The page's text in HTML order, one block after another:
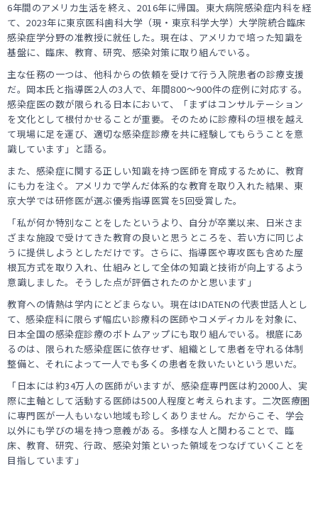
6年間のアメリカ生活を終え、2016年に帰国。東大病院感染症内科を経
て、2023年に東京医科歯科大学（現・東京科学大学）大学院統合臨床
感染症学分野の准教授に就任した。現在は、アメリカで培った知識を
基盤に、臨床、教育、研究、感染対策に取り組んでいる。
主な任務の一つは、他科からの依頼を受けて行う入院患者の診療支援
だ。岡本氏と指導医2人の3人で、年間800～900件の症例に対応する。
感染症医の数が限られる日本において、「まずはコンサルテーション
を文化として根付かせることが重要。そのために診療科の垣根を越え
て現場に足を運び、適切な感染症診療を共に経験してもらうことを意
識しています」と語る。
また、感染症に関する正しい知識を持つ医師を育成するために、教育
にも力を注ぐ。アメリカで学んだ体系的な教育を取り入れた結果、東
京大学では研修医が選ぶ優秀指導医賞を5回受賞した。
「私が何か特別なことをしたというより、自分が卒業以来、日米さま
ざまな施設で受けてきた教育の良いと思うところを、若い方に同じよ
うに提供しようとしただけです。さらに、指導医や専攻医も含めた屋
根瓦方式を取り入れ、仕組みとして全体の知識と技術が向上するよう
意識しました。そうした点が評価されたのかと思います」
教育への情熱は学内にとどまらない。現在はIDATENの代表世話人とし
て、感染症科に限らず幅広い診療科の医師やコメディカルを対象に、
日本全国の感染症診療のボトムアップにも取り組んでいる。根底にあ
るのは、限られた感染症医に依存せず、組織として患者を守れる体制
整備と、それによって一人でも多くの患者を救いたいという思いだ。
「日本には約34万人の医師がいますが、感染症専門医は約2000人、実
際に主軸として活動する医師は500人程度と考えられます。二次医療圏
に専門医が一人もいない地域も珍しくありません。だからこそ、学会
以外にも学びの場を持つ意義がある。多様な人と関わることで、臨
床、教育、研究、行政、感染対策といった領域をつなげていくことを
目指しています」